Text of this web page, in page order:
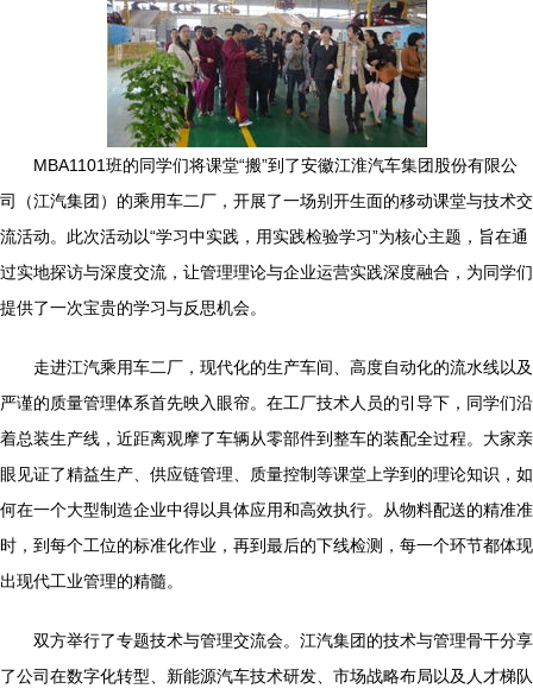
MBA1101班的同学们将课堂“搬”到了安徽江淮汽车集团股份有限公
司（江汽集团）的乘用车二厂，开展了一场别开生面的移动课堂与技术交
流活动。此次活动以“学习中实践，用实践检验学习”为核心主题，旨在通
过实地探访与深度交流，让管理理论与企业运营实践深度融合，为同学们
提供了一次宝贵的学习与反思机会。
走进江汽乘用车二厂，现代化的生产车间、高度自动化的流水线以及
严谨的质量管理体系首先映入眼帘。在工厂技术人员的引导下，同学们沿
着总装生产线，近距离观摩了车辆从零部件到整车的装配全过程。大家亲
眼见证了精益生产、供应链管理、质量控制等课堂上学到的理论知识，如
何在一个大型制造企业中得以具体应用和高效执行。从物料配送的精准准
时，到每个工位的标准化作业，再到最后的下线检测，每一个环节都体现
出现代工业管理的精髓。
双方举行了专题技术与管理交流会。江汽集团的技术与管理骨干分享
了公司在数字化转型、新能源汽车技术研发、市场战略布局以及人才梯队